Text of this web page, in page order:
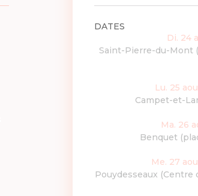
DATES
Di. 24
Saint-Pierre-du-Mont
Lu. 25
Campet-et-
Ma. 26
Benquet
Me. 27
Pouydesseaux (Centre